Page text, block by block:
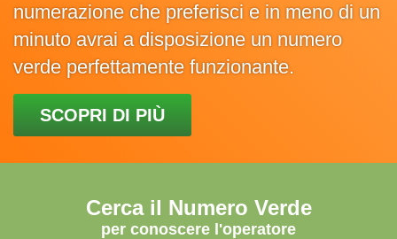
numerazione che preferisci e in meno di un
minuto avrai a disposizione un numero
verde perfettamente funzionante.
SCOPRI DI PIÙ
Cerca il Numero Verde
per conoscere l'operatore